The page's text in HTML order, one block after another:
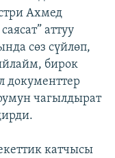
Ахмед
аттуу
сөз сүйлөп,
бирок
документтер
чагылдырат
катчысы